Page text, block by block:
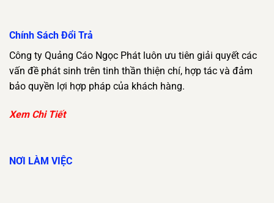
Chính Sách Đổi Trả
Công ty Quảng Cáo Ngọc Phát luôn ưu tiên giải quyết các
vấn đề phát sinh trên tinh thần thiện chí, hợp tác và đảm
bảo quyền lợi hợp pháp của khách hàng.
Xem Chi Tiết
NƠI LÀM VIỆC